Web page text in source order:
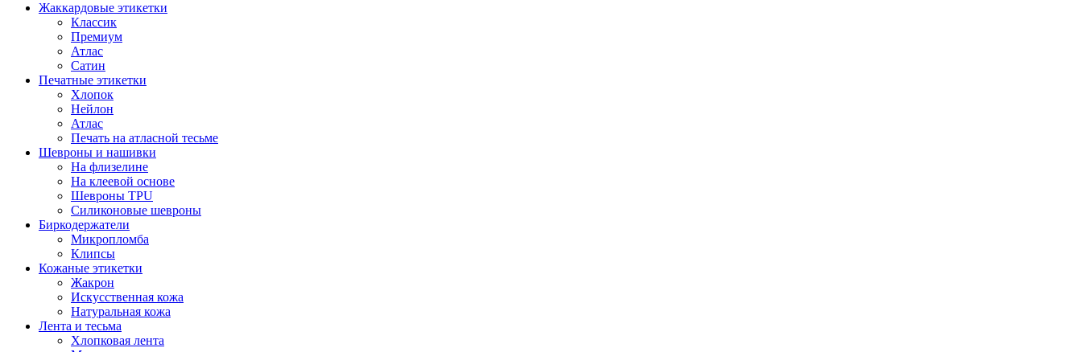
Жаккардовые этикетки
Классик
Премиум
Атлас
Сатин
Печатные этикетки
Хлопок
Нейлон
Атлас
Печать на атласной тесьме
Шевроны и нашивки
На флизелине
На клеевой основе
Шевроны TPU
Силиконовые шевроны
Биркодержатели
Микропломба
Клипсы
Кожаные этикетки
Жакрон
Искусственная кожа
Натуральная кожа
Лента и тесьма
Хлопковая лента